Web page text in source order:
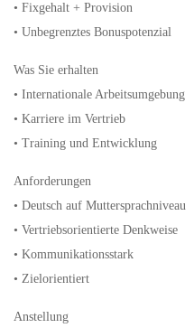
• Fixgehalt + Provision
• Unbegrenztes Bonuspotenzial
Was Sie erhalten
• Internationale Arbeitsumgebung
• Karriere im Vertrieb
• Training und Entwicklung
Anforderungen
• Deutsch auf Muttersprachniveau
• Vertriebsorientierte Denkweise
• Kommunikationsstark
• Zielorientiert
Anstellung